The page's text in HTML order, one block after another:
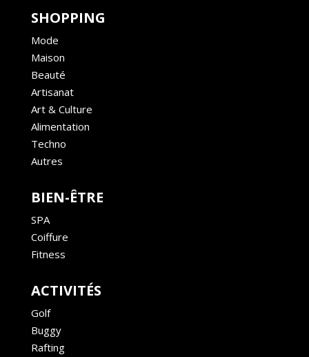
SHOPPING
Mode
Maison
Beauté
Artisanat
Art & Culture
Alimentation
Techno
Autres
BIEN-ÊTRE
SPA
Coiffure
Fitness
ACTIVITÉS
Golf
Buggy
Rafting